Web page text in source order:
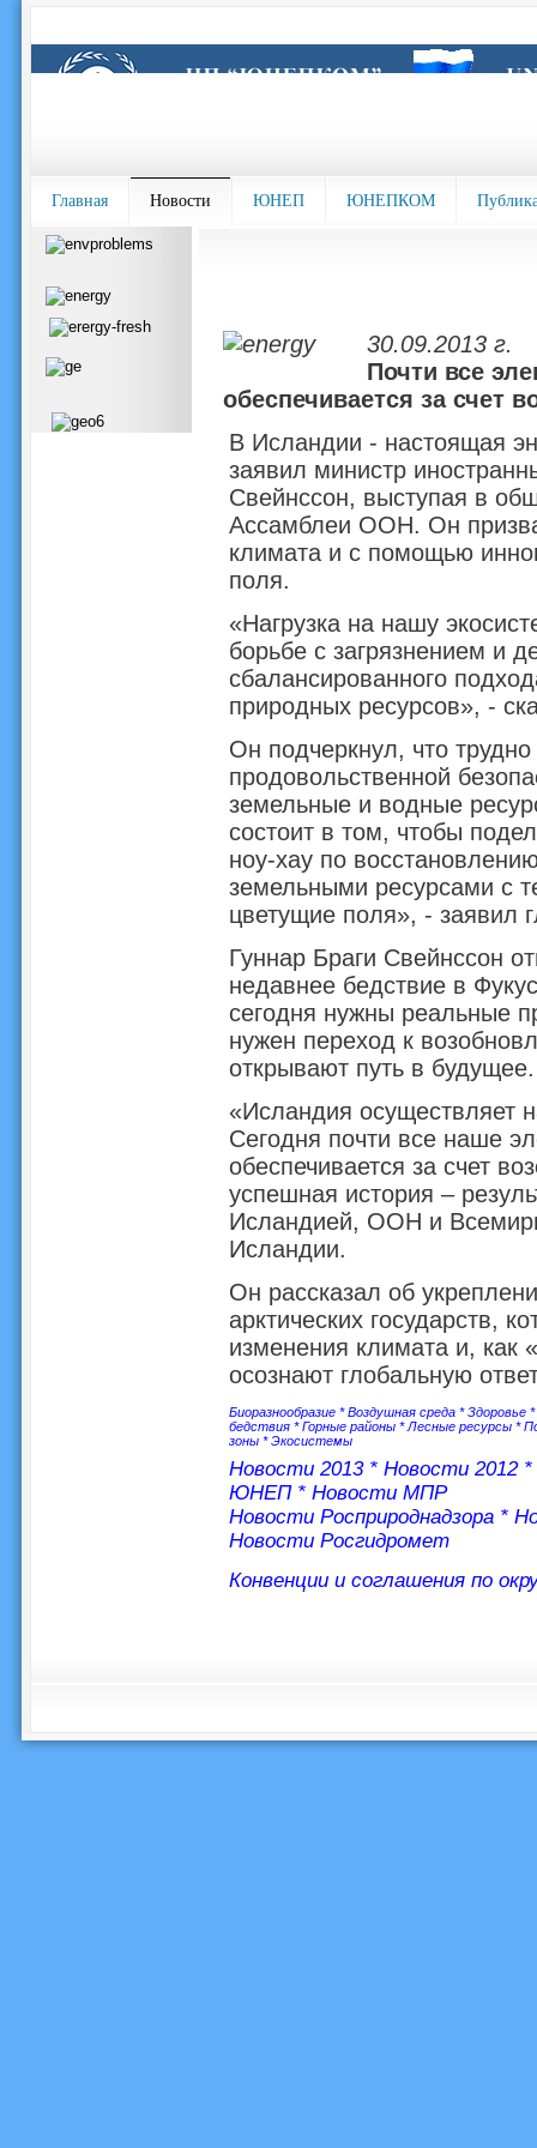
Главная Новости ЮНЕП ЮНЕПКОМ
30.09.2013 г.
Почти все
обеспечивается за счет
В Исландии - настоящая
заявил министр
Свейнссон, выступая в
Ассамблеи ООН. Он
климата и с помощью
поля.
«Нагрузка на нашу
борьбе с загрязнением и
сбалансированного
природных ресурсов», -
Он подчеркнул, что
продовольственной
земельные и водные
состоит в том, чтобы
ноу-хау по
земельными ресурсами с
цветущие поля», - заявил
Гуннар Браги Свейнссон
недавнее бедствие в
сегодня нужны реальные
нужен переход к
открывают путь в будущее.
«Исландия осуществляет
Сегодня почти все наше
обеспечивается за счет
успешная история –
Исландией, ООН и
Исландии.
Он рассказал об
арктических государств,
изменения климата и, как
осознают глобальную
Биоразнообразие *Воздушная среда *Здоровье *
бедствия *Горные районы *Лесные ресурсы *
зоны *Экосистемы
Новости 2013* Новости 2012*
ЮНЕП* Новости МПР
Новости Росприроднадзора*
Новости Росгидромет
Конвенции и соглашения по